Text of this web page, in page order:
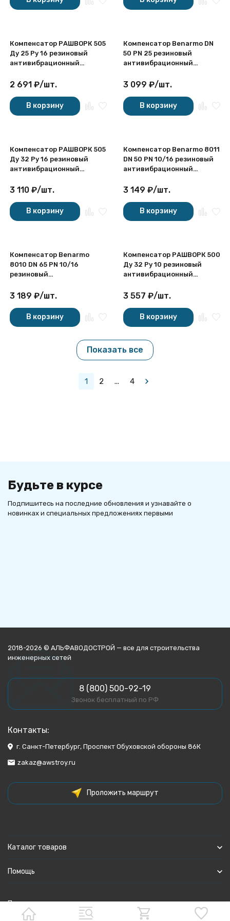
Компенсатор РАШВОРК 505
Ду 25 Ру 16 резиновый
антивибрационный
2 691 ₽/шт.
В корзину
Компенсатор Benarmo DN
50 PN 25 резиновый
антивибрационный
3 099 ₽/шт.
В корзину
Компенсатор РАШВОРК 505
Ду 32 Ру 16 резиновый
антивибрационный
3 110 ₽/шт.
В корзину
Компенсатор Benarmo 8011
DN 50 PN 10/16 резиновый
антивибрационный
3 149 ₽/шт.
В корзину
Компенсатор Benarmo
8010 DN 65 PN 10/16
резиновый
фланцевый
3 189 ₽/шт.
В корзину
Компенсатор РАШВОРК 500
Ду 32 Ру 10 резиновый
антивибрационный
3 557 ₽/шт.
В корзину
Показать все
1 2 ... 4
Будьте в курсе
Подпишитесь на последние обновления и узнавайте о
новинках и специальных предложениях первыми
2018-2026 © АЛЬФАВОДОСТРОЙ — все для строительства
инженерных сетей
8 (800) 500-92-19
Звонок бесплатный по РФ
Контакты:
г. Санкт-Петербург, Проспект Обуховской обороны 86К
zakaz@awstroy.ru
Проложить маршрут
Каталог товаров
Помощь
Политика персональных данных